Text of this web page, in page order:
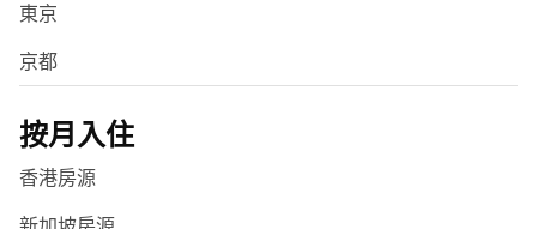
東京
京都
按月入住
香港房源